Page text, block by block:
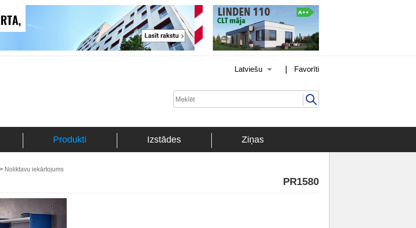
Favorīti
|
Latviešu
Produkti Izstādes Ziņas
> Noliktavu iekārtojums
PR1580